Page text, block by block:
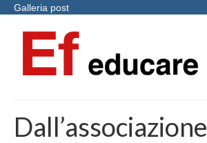
Galleria post
Dall’associazione